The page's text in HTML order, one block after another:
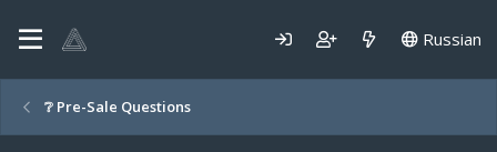
Russian
❔ Pre-Sale Questions